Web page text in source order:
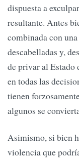
dispuesta a
resultante. Antes
combinada con
descabelladas y,
de privar al Estado
en todas las
tienen
algunos se
Asimismo, si bien
violencia que